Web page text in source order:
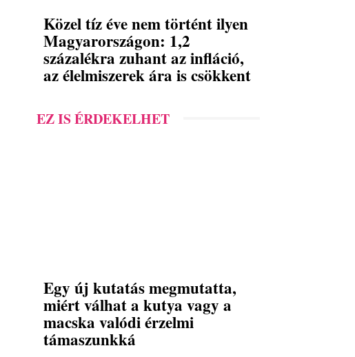
Közel tíz éve nem történt ilyen
Magyarországon: 1,2
százalékra zuhant az infláció,
az élelmiszerek ára is csökkent
EZ IS ÉRDEKELHET
Egy új kutatás megmutatta,
miért válhat a kutya vagy a
macska valódi érzelmi
támaszunkká